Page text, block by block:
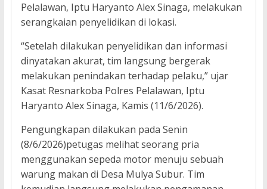
Pelalawan, Iptu Haryanto Alex Sinaga, melakukan
serangkaian penyelidikan di lokasi.
“Setelah dilakukan penyelidikan dan informasi
dinyatakan akurat, tim langsung bergerak
melakukan penindakan terhadap pelaku,” ujar
Kasat Resnarkoba Polres Pelalawan, Iptu
Haryanto Alex Sinaga, Kamis (11/6/2026).
Pengungkapan dilakukan pada Senin
(8/6/2026)petugas melihat seorang pria
menggunakan sepeda motor menuju sebuah
warung makan di Desa Mulya Subur. Tim